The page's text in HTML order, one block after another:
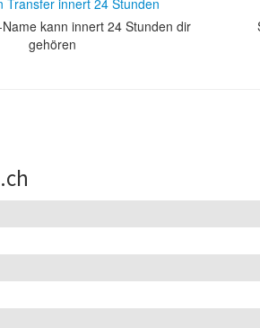
kann innert 24 Stunden dir
gehören